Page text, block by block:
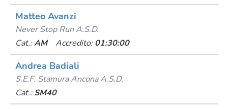
Matteo Avanzi
Never Stop Run A.s.d.
Cat.:AM Accredito: 01:30:00
Andrea Badiali
S.e.f. Stamura Ancona A.s.d.
Cat.: SM40